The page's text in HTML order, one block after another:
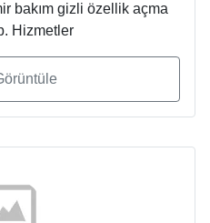
bakım gizli özellik açma
Hizmetler